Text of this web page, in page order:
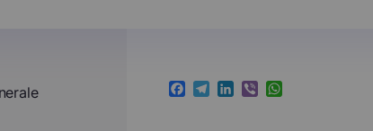
Facebook
Telegram
LinkedIn
ViberWhatsApp